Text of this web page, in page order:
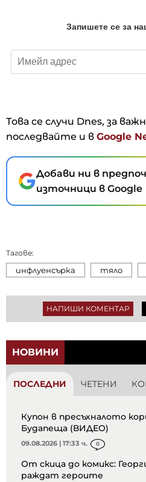
Това се случи Dnes, за
последвайте и в Google
Добави ни в
източници в Google
Тагове:
инфлуенсърка тяло
НАПИШИ КОМЕНТАР
НОВИНИ
ПОСЛЕДНИ ЧЕТЕНИ
Купон в пресъхналото
Будапеща (ВИДЕО)
09.08.2026 | 17:33 ч. 0
От скица до комикс:
раждат героите